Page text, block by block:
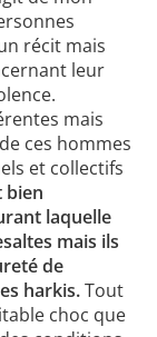
récit mais
leur
mais
ces hommes
et collectifs
bien
laquelle
mais ils
de
harkis.Tout
choc que